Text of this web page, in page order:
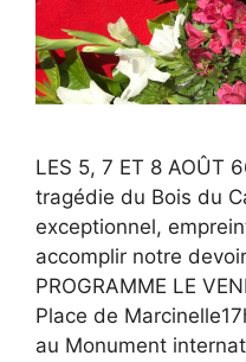
LES 5, 7 ET 8 AOÛT
tragédie du Bois du
exceptionnel,
accomplir notre
PROGRAMME LE
Place de
au Monument